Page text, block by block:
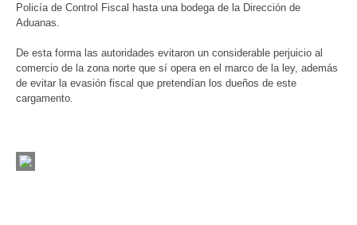
Policía de Control Fiscal hasta una bodega de la Dirección de
Aduanas.
De esta forma las autoridades evitaron un considerable perjuicio al
comercio de la zona norte que sí opera en el marco de la ley, además
de evitar la evasión fiscal que pretendían los dueños de este
cargamento.